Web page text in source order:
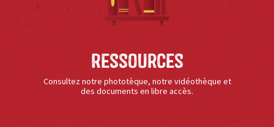
Ressources
Consultez notre phototèque, notre vidéothèque et
des documents en libre accès.